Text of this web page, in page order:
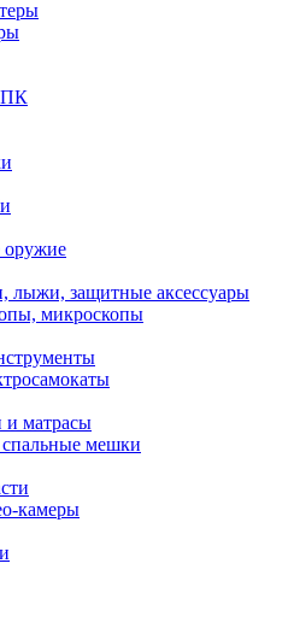
ПК
оружие
лыжи, защитные аксессуары
микроскопы
и матрасы
мешки
камеры